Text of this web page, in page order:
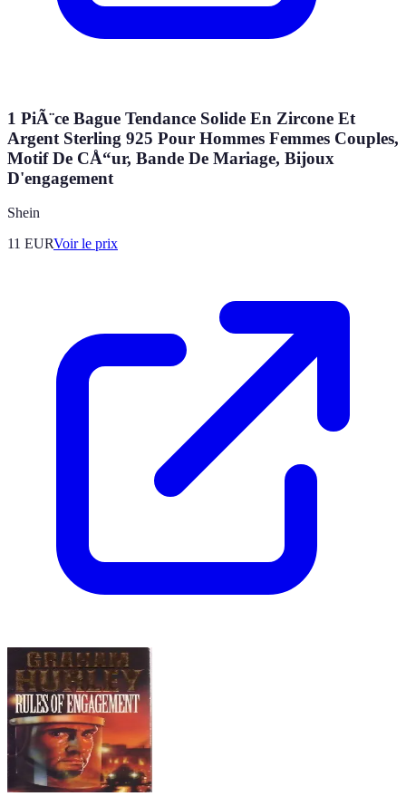
1 PiÃ¨ce Bague Tendance Solide En Zircone Et
Argent Sterling 925 Pour Hommes Femmes Couples,
Motif De CÅ“ur, Bande De Mariage, Bijoux
D'engagement
Shein
11 EURVoir le prix